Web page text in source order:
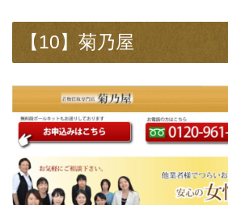
【10】菊乃屋